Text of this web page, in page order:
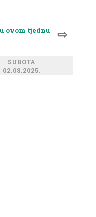
ovom tjednu ⇨
SUBOTA
02.08.2025.